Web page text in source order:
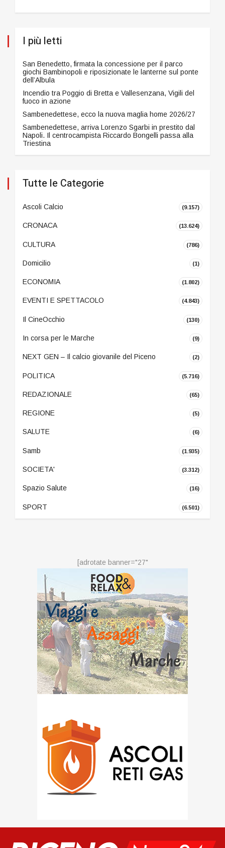
I più letti
San Benedetto, firmata la concessione per il parco
giochi Bambinopoli e riposizionate le lanterne sul ponte
dell’Albula
Incendio tra Poggio di Bretta e Vallesenzana, Vigili del
fuoco in azione
Sambenedettese, ecco la nuova maglia home 2026/27
Sambenedettese, arriva Lorenzo Sgarbi in prestito dal
Napoli. Il centrocampista Riccardo Bongelli passa alla
Triestina
Tutte le Categorie
Ascoli Calcio (9.157)
CRONACA (13.624)
CULTURA (786)
Domicilio (1)
ECONOMIA (1.802)
EVENTI E SPETTACOLO (4.843)
Il CineOcchio (130)
In corsa per le Marche (9)
NEXT GEN – Il calcio giovanile del Piceno (2)
POLITICA (5.716)
REDAZIONALE (65)
REGIONE (5)
SALUTE (6)
Samb (1.935)
SOCIETA' (3.312)
Spazio Salute (16)
SPORT (6.501)
[adrotate banner="27"